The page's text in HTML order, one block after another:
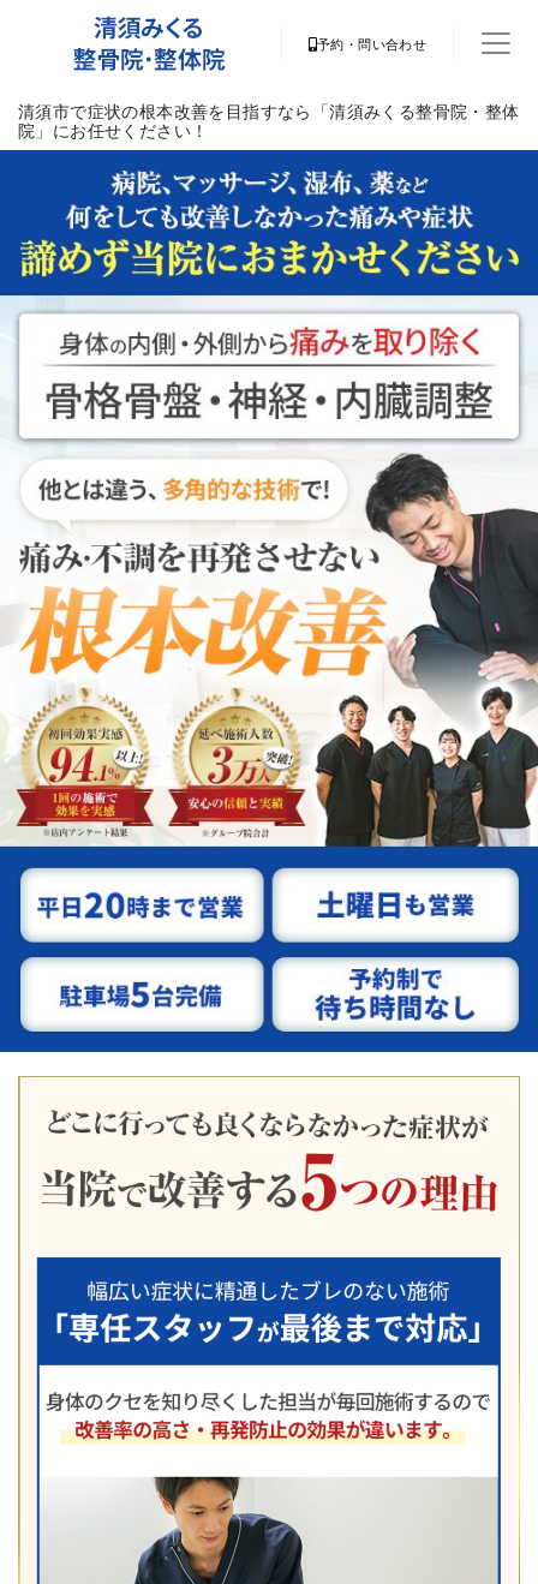
予約・問い合わせ
清須市で症状の根本改善を目指すなら「清須みくる整骨院・整体
院」にお任せください！